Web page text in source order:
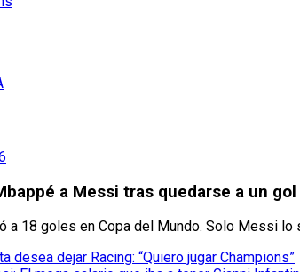
a Messi tras quedarse a un
a 18 goles en Copa del Mundo. Solo Messi
desea dejar Racing: “Quiero jugar Champions”